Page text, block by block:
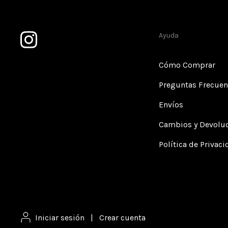
Ayuda
Cómo Comprar
Preguntas
Envíos
Cambios y
Política de
Iniciar sesión | Crear cuenta